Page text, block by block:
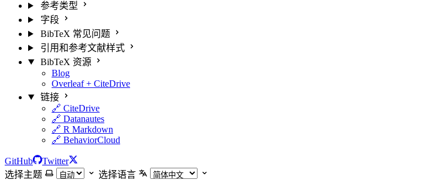
参考类型
字段
BibTeX 常见问题
引用和参考文献样式
BibTeX 资源
Blog
Overleaf + CiteDrive
链接
🔗 CiteDrive
🔗 Datanautes
🔗 R Markdown
🔗 BehaviorCloud
GitHub
Twitter
选择主题
选择语言